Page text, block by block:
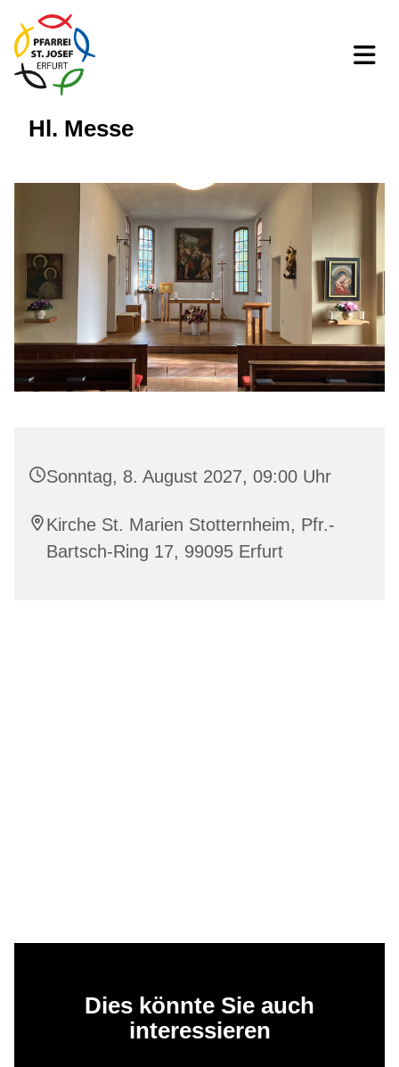
Hl. Messe
Sonntag, 8. August 2027, 09:00 Uhr
Kirche St. Marien Stotternheim, Pfr.-
Bartsch-Ring 17, 99095 Erfurt
Dies könnte Sie auch
interessieren